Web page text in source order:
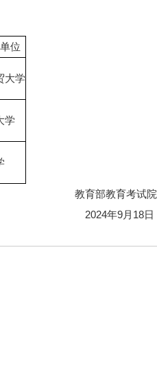
位
大学
学
教育部教育考试院
2024年9月18日